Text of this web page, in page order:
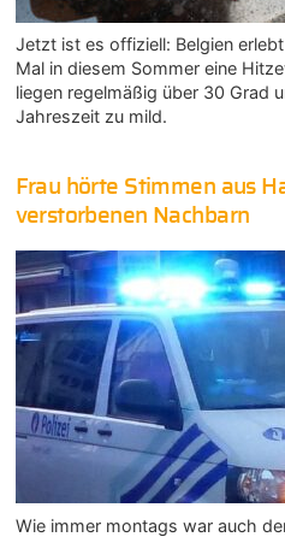
Jetzt ist es offiziell: Belgien
Mal in diesem Sommer eine
liegen regelmäßig über 30 Grad
Jahreszeit zu mild.
Frau hörte Stimmen aus
verstorbenen Nachbarn
Wie immer montags war auch